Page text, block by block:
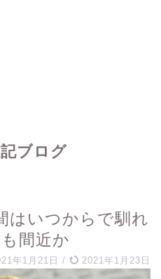
ブログ
はいつからで馴れ
間近か
年1月21日 / 2021年1月23日